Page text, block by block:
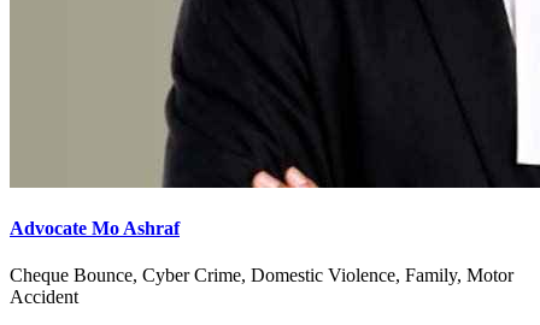
Advocate Mo Ashraf
Cheque Bounce, Cyber Crime, Domestic Violence, Family, Motor
Accident